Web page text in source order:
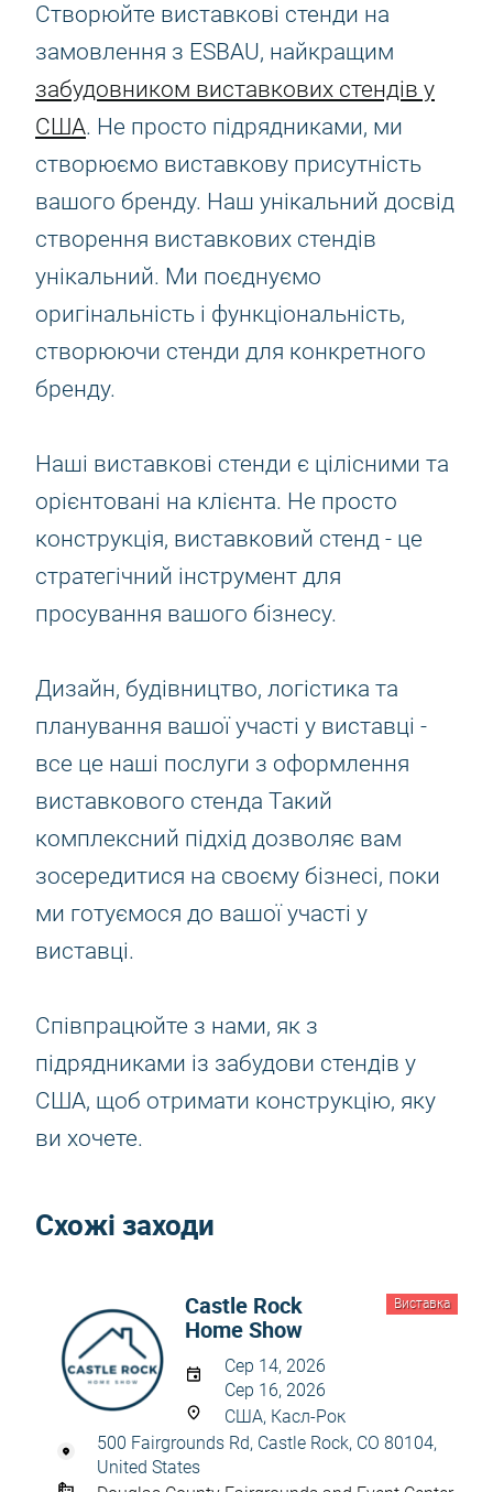
Створюйте виставкові стенди на
замовлення з ESBAU, найкращим
забудовником виставкових стендів у
США. Не просто підрядниками, ми
створюємо виставкову присутність
вашого бренду. Наш унікальний досвід
створення виставкових стендів
унікальний. Ми поєднуємо
оригінальність і функціональність,
створюючи стенди для конкретного
бренду.
Наші виставкові стенди є цілісними та
орієнтовані на клієнта. Не просто
конструкція, виставковий стенд - це
стратегічний інструмент для
просування вашого бізнесу.
Дизайн, будівництво, логістика та
планування вашої участі у виставці -
все це наші послуги з оформлення
виставкового стенда Такий
комплексний підхід дозволяє вам
зосередитися на своєму бізнесі, поки
ми готуємося до вашої участі у
виставці.
Співпрацюйте з нами, як з
підрядниками із забудови стендів у
США, щоб отримати конструкцію, яку
ви хочете.
Схожі заходи
Виставка
Castle Rock
Home Show
Сер 14, 2026
Сер 16, 2026
США, Касл-Рок
500 Fairgrounds Rd, Castle Rock, CO 80104,
United States